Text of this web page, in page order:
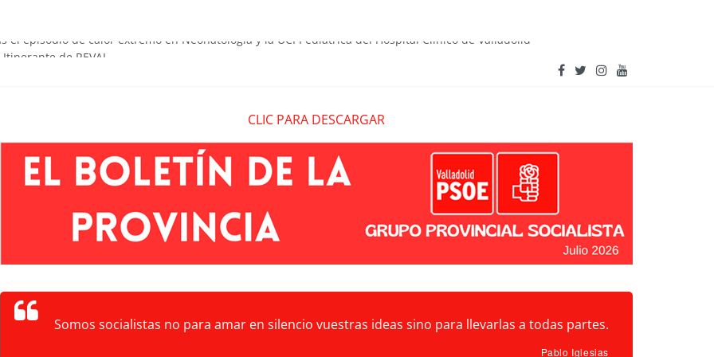
el episodio de calor extremo en Neonatología y la UCI Pediátrica del Hospital Clínico de Valladolid
sin actividad
CLIC PARA DESCARGAR
Somos socialistas no para amar en silencio vuestras ideas sino para llevarlas a todas partes.
Pablo Iglesias